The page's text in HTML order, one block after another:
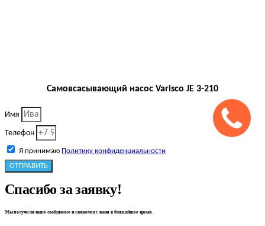
Самовсасывающий насос Varisco JE 3-210
Имя
Телефон
Я принимаю Политику конфиденциальности
ОТПРАВИТЬ
Спасибо за заявку!
Мы получили ваше сообщение и свяжемся с вами в ближайшее время.